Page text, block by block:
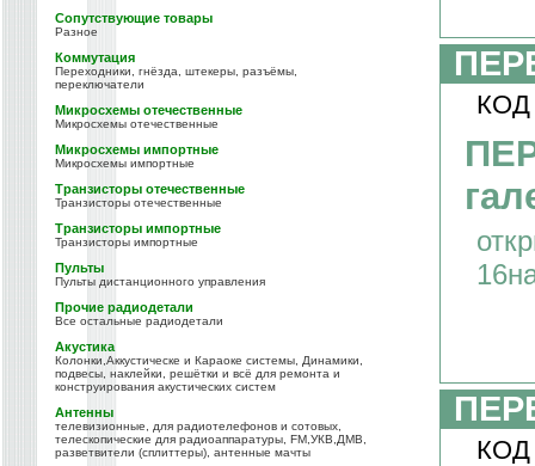
Сопутствующие товары
Разное
Коммутация
Переходники, гнёзда, штекеры, разъёмы,
переключатели
Микросхемы отечественные
Микросхемы отечественные
Микросхемы импортные
Микросхемы импортные
Транзисторы отечественные
Транзисторы отечественные
Транзисторы импортные
Транзисторы импортные
Пульты
Пульты дистанционного управления
Прочие радиодетали
Все остальные радиодетали
Акустика
Колонки,Аккустическе и Караоке системы, Динамики,
подвесы, наклейки, решётки и всё для ремонта и
конструирования акустических систем
Антенны
телевизионные, для радиотелефонов и сотовых,
телескопические для радиоаппаратуры, FM,УКВ,ДМВ,
разветвители (сплиттеры), антенные мачты
КОД
КОД